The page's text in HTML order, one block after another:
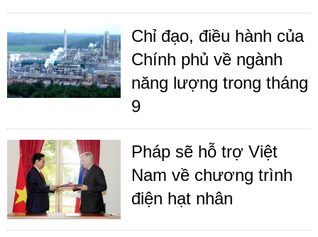
Chỉ đạo, điều hành của
Chính phủ về ngành
năng lượng trong tháng
9
Pháp sẽ hỗ trợ Việt
Nam về chương trình
điện hạt nhân